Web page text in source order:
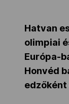
NOB
Hatvan
olimpiai
Európa-
Honvéd